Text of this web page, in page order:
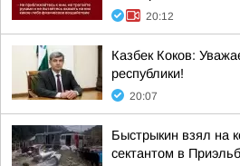
20:12
Казбек Коков:
республики!
20:07
Быстрыкин взял на
сектантом в